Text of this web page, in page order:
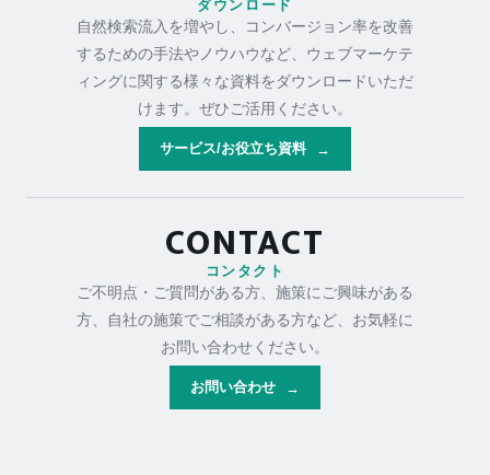
ダウンロード
自然検索流入を増やし、コンバージョン率を改善
するための手法やノウハウなど、ウェブマーケテ
ィングに関する様々な資料をダウンロードいただ
けます。ぜひご活用ください。
サービス/お役立ち資料 →
CONTACT
コンタクト
ご不明点・ご質問がある方、施策にご興味がある
方、自社の施策でご相談がある方など、お気軽に
お問い合わせください。
お問い合わせ →